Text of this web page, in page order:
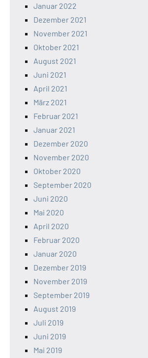
Januar 2022
Dezember 2021
November 2021
Oktober 2021
August 2021
Juni 2021
April 2021
März 2021
Februar 2021
Januar 2021
Dezember 2020
November 2020
Oktober 2020
September 2020
Juni 2020
Mai 2020
April 2020
Februar 2020
Januar 2020
Dezember 2019
November 2019
September 2019
August 2019
Juli 2019
Juni 2019
Mai 2019